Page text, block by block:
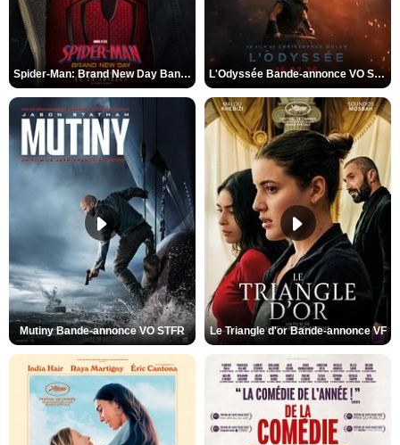
Spider-Man: Brand New Day Bande-annonce VO STFR L'Odyssée Bande-annonce VO STFR
Mutiny Bande-annonce VO STFR Le Triangle d'or Bande-annonce VF